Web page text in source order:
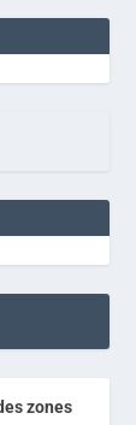
zones